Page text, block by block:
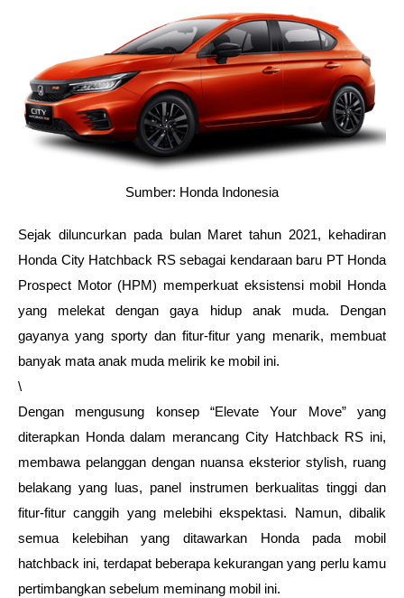
Sumber: Honda Indonesia
Sejak diluncurkan pada bulan Maret tahun 2021, kehadiran
Honda City Hatchback RS sebagai kendaraan baru PT Honda
Prospect Motor (HPM) memperkuat eksistensi mobil Honda
yang melekat dengan gaya hidup anak muda. Dengan
gayanya yang sporty dan fitur-fitur yang menarik, membuat
banyak mata anak muda melirik ke mobil ini.
\
Dengan mengusung konsep “Elevate Your Move” yang
diterapkan Honda dalam merancang City Hatchback RS ini,
membawa pelanggan dengan nuansa eksterior stylish, ruang
belakang yang luas, panel instrumen berkualitas tinggi dan
fitur-fitur canggih yang melebihi ekspektasi. Namun, dibalik
semua kelebihan yang ditawarkan Honda pada mobil
hatchback ini, terdapat beberapa kekurangan yang perlu kamu
pertimbangkan sebelum meminang mobil ini.